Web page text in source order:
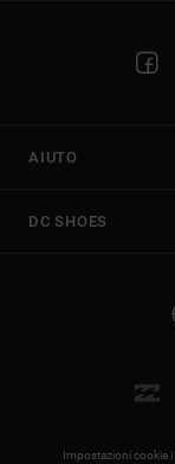
AIUTO
DC SHOES
Impostazioni cookie |